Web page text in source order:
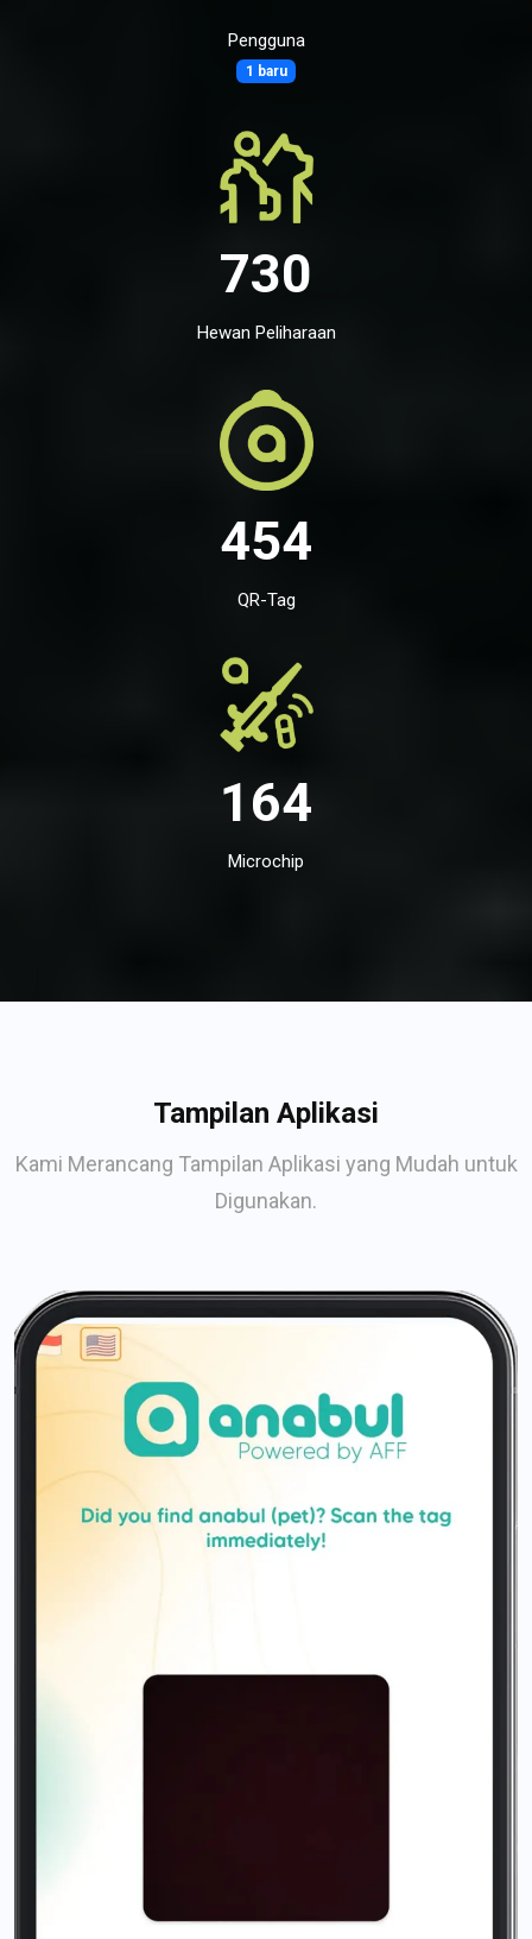
Pengguna
1 baru
730
Hewan Peliharaan
454
QR-Tag
164
Microchip
Tampilan Aplikasi
Kami Merancang Tampilan Aplikasi yang Mudah untuk
Digunakan.